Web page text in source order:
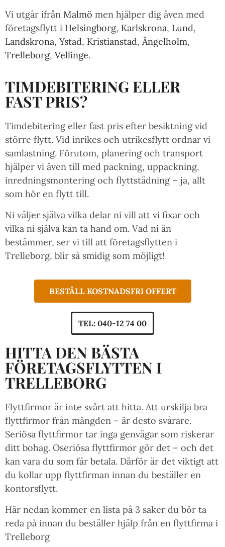
Vi utgår ifrån Malmö men hjälper dig även med
företagsflytt i Helsingborg, Karlskrona, Lund,
Landskrona, Ystad, Kristianstad, Ängelholm,
Trelleborg, Vellinge.
TIMDEBITERING ELLER
FAST PRIS?
Timdebitering eller fast pris efter besiktning vid
större flytt. Vid inrikes och utrikesflytt ordnar vi
samlastning. Förutom, planering och transport
hjälper vi även till med packning, uppackning,
inredningsmontering och flyttstädning – ja, allt
som hör en flytt till.
Ni väljer själva vilka delar ni vill att vi fixar och
vilka ni själva kan ta hand om. Vad ni än
bestämmer, ser vi till att företagsflytten i
Trelleborg, blir så smidig som möjligt!
BESTÄLL KOSTNADSFRI OFFERT
TEL: 040-12 74 00
HITTA DEN BÄSTA
FÖRETAGSFLYTTEN I
TRELLEBORG
Flyttfirmor är inte svårt att hitta. Att urskilja bra
flyttfirmor från mängden – är desto svårare.
Seriösa flyttfirmor tar inga genvägar som riskerar
ditt bohag. Oseriösa flyttfirmor gör det – och det
kan vara du som får betala. Därför är det viktigt att
du kollar upp flyttfirman innan du beställer en
kontorsflytt.
Här nedan kommer en lista på 3 saker du bör ta
reda på innan du beställer hjälp från en flyttfirma i
Trelleborg